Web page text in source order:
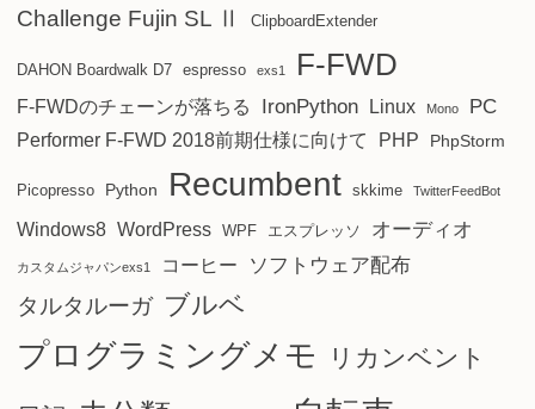
Challenge Fujin SL Ⅱ ClipboardExtender
DAHON Boardwalk D7 espresso exs1 F-FWD
F-FWDのチェーンが落ちる IronPython Linux Mono PC
Performer F-FWD 2018前期仕様に向けて PHP PhpStorm
Picopresso Python Recumbent skkime TwitterFeedBot
Windows8 WordPress WPF エスプレッソ オーディオ
カスタムジャパンexs1 コーヒー ソフトウェア配布
タルタルーガ ブルベ
プログラミングメモ リカンベント